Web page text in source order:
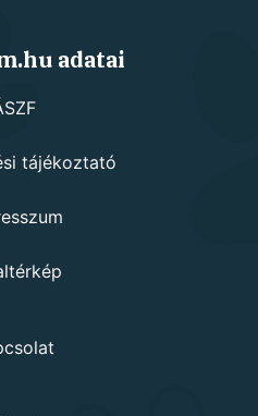
adatai
tájékoztató